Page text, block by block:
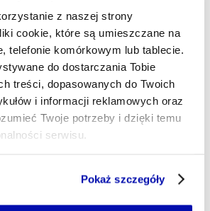
z naszej strony
cookie, które są umieszczane na
telefonie komórkowym lub tablecie.
do dostarczania Tobie
treści, dopasowanych do Twoich
i informacji reklamowych oraz
Twoje potrzeby i dzięki temu
serwisu.
zgody na zapisywanie plików cookie,
Pokaż szczegóły
w nieruchomości
Polsce
2025 roku wartość transakcji na
handlowych w Polsce wyniosła 320
Cushman & Wakefield. Choć
średnia z ostatnich pięciu lat, druga